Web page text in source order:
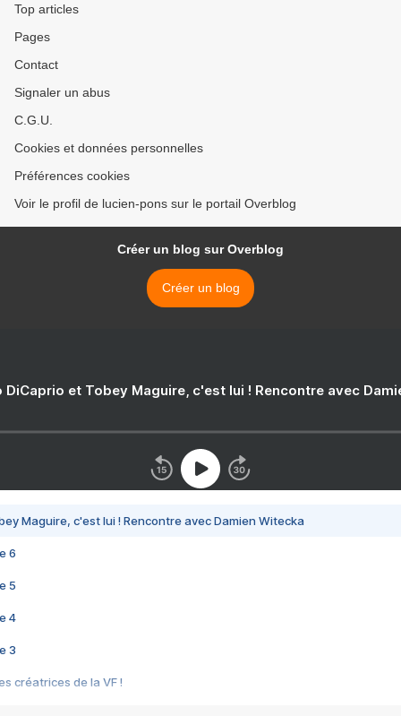
Top articles
Pages
Contact
Signaler un abus
C.G.U.
Cookies et données personnelles
Préférences cookies
Voir le profil de lucien-pons sur le portail Overblog
Créer un blog sur Overblog
Créer un blog
DiCaprio et Tobey Maguire, c'est lui ! Rencontre avec
Maguire, c'est lui ! Rencontre avec Damien Witecka
6
5
4
3
créatrices de la VF !